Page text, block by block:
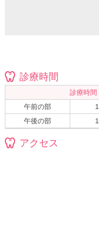
診療時間
診療時間
午前の部
午後の部
アクセス